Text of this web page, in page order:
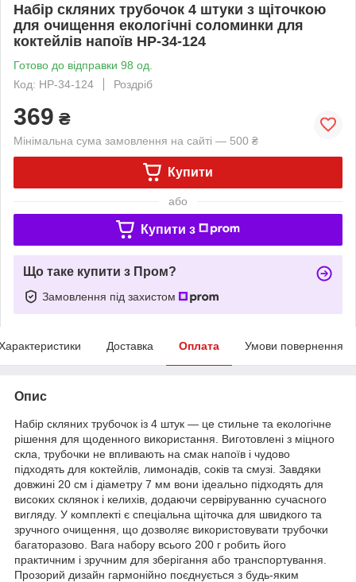
Набір скляних трубочок 4 штуки з щіточкою
для очищення екологічні соломинки для
коктейлів напоїв HP-34-124
Готово до відправки 98 од.
Код: HP-34-124
Роздріб
369 ₴
Мінімальна сума замовлення на сайті — 500 ₴
Купити
або
Купити з
Що таке купити з Пром?
Замовлення під захистом
Доставка Оплата Умови повернення
Опис
Набір скляних трубочок із 4 штук — це стильне та екологічне
рішення для щоденного використання. Виготовлені з міцного
скла, трубочки не впливають на смак напоїв і чудово
підходять для коктейлів, лимонадів, соків та смузі. Завдяки
довжині 20 см і діаметру 7 мм вони ідеально підходять для
високих склянок і келихів, додаючи сервіруванню сучасного
вигляду. У комплекті є спеціальна щіточка для швидкого та
зручного очищення, що дозволяє використовувати трубочки
багаторазово. Вага набору всього 200 г робить його
практичним і зручним для зберігання або транспортування.
Прозорий дизайн гармонійно поєднується з будь-яким